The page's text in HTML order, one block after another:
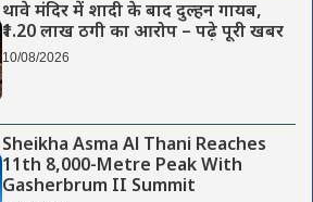
थावे मंदिर में शादी के बाद दुल्हन गायब,
₹1.20 लाख ठगी का आरोप – पढ़े पूरी खबर
10/08/2026
Sheikha Asma Al Thani Reaches
11th 8,000-Metre Peak With
Gasherbrum II Summit